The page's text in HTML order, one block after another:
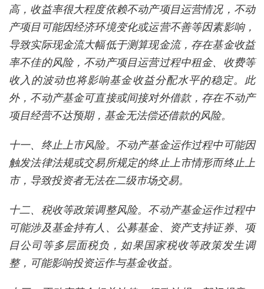
高，收益率很大程度依赖不动产项目运营情况，不动
产项目可能因经济环境变化或运营不善等因素影响，
导致实际现金流大幅低于测算现金流，存在基金收益
率不佳的风险，不动产项目运营过程中租金、收费等
收入的波动也将影响基金收益分配水平的稳定。此
外，不动产基金可直接或间接对外借款，存在不动产
项目经营不达预期，基金无法偿还借款的风险。
十一、终止上市风险。不动产基金运作过程中可能因
触发法律法规或交易所规定的终止上市情形而终止上
市，导致投资者无法在二级市场交易。
十二、税收等政策调整风险。不动产基金运作过程中
可能涉及基金持有人、公募基金、资产支持证券、项
目公司等多层面税负，如果国家税收等政策发生调
整，可能影响投资运作与基金收益。